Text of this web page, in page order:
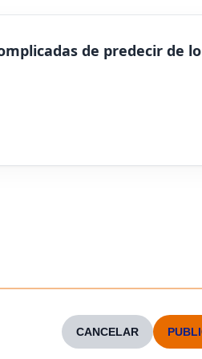
de predecir de lo
CANCELAR